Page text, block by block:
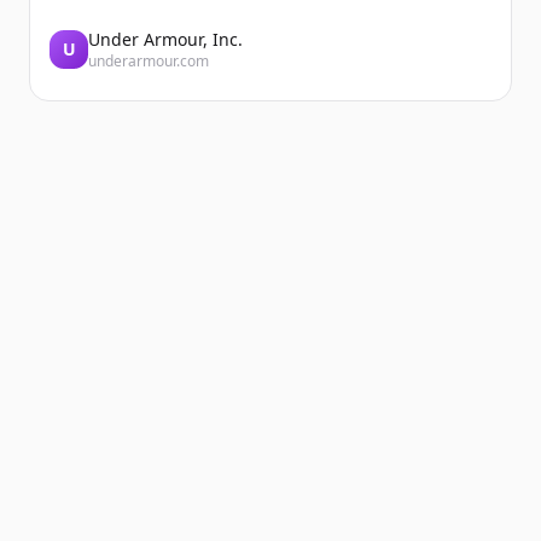
U Under Armour, Inc.
underarmour.com